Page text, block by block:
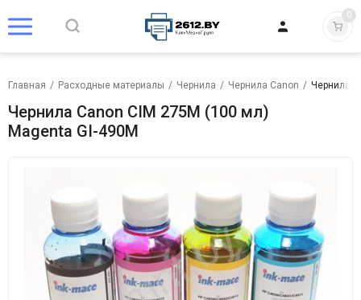
0
Главная / Расходные материалы / Чернила / Чернила Canon / Чернила
Чернила Canon CIM 275M (100 мл)
Magenta GI-490M